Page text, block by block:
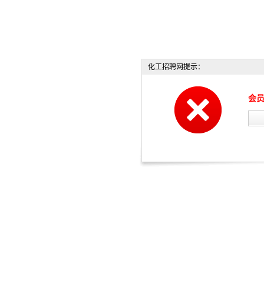
化工招聘网提示：
会